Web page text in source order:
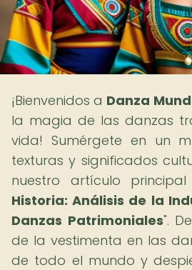
¡Bienvenidos a Danza
la magia de las danzas
vida! Sumérgete en un
texturas y significados
nuestro artículo
Historia: Análisis de la
Danzas Patrimoniales".
de la vestimenta en las
de todo el mundo y